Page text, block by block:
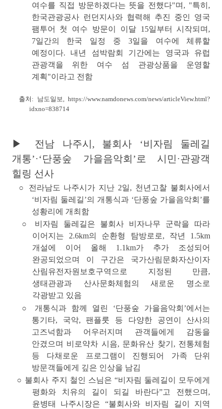
여수를 직접 방문하겠다는 뜻을 전했다"며, "특히,
한국관광공사 런던지사와 협력해 추진 중인 영국
팸투어 첫 여수 방문이 이달 15일부터 시작되며,
7일간의 한국 일정 중 3일을 여수에 체류할
예정이다. 내년 섬박람회 기간에는 영국과 유럽
관광객을 위한 여수 섬 관광상품을 운영할
계획"이라고 전함
출처: 남도일보,https://www.namdonews.com/news/articleView.html?
idxno=838714
▶ 전남 나주시, 불회사 ‘비자림 둘레길
개통’·‘단풍숲 가을음악회’로 시민·관광객
힐링 선사
○ 전라남도 나주시가 지난 2일, 천년고찰 불회사에서
‘비자림 둘레길’의 개통식과 ‘단풍숲 가을음악회’를
성황리에 개최함
○ 비자림 둘레길은 불회사 비자나무 군락을 따라
이어지는 2.6km의 순환형 탐방로로, 작년 1.5km
개설에 이어 올해 1.1km가 추가 조성되어
완공되었으며 이 구간은 국가산림문화자산이자
산림유전자원보호구역 으로 지정된 만큼,
생태관광과 산사문화체험의 새로운 명소로
각광받고 있음
○ 개통식과 함께 열린 ‘단풍숲 가을음악회’에서는
통기타, 국악, 팬플룻 등 다양한 공연이 산사의
고즈넉함과 어우러지며 관객들에게 감동을
안겼으며 비로약차 시음, 문화유산 찾기, 전통체험
등 다채로운 프로그램이 진행되어 가족 단위
방문객들에게 깊은 인상을 남김
○ 불회사 주지 철인 스님은 “비자림 둘레길이 모두에게
평화와 치유의 길이 되길 바란다”고 전했으며,
윤병태 나주시장은 “불회사와 비자림 길이 지역